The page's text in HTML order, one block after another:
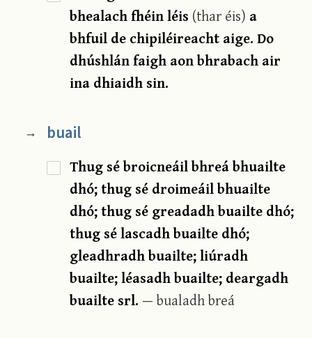
bhealach fhéin léis (thar éis) a
bhfuil de chipiléireacht aige. Do
dhúshlán faigh aon bhrabach air
ina dhiaidh sin.
→ buail
Thug sé broicneáil bhreá bhuailte
dhó; thug sé droimeáil bhuailte
dhó; thug sé greadadh buailte dhó;
thug sé lascadh buailte dhó;
gleadhradh buailte; liúradh
buailte; léasadh buailte; deargadh
buailte srl.— bualadh breá